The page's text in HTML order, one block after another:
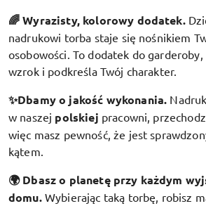
🌈 Wyrazisty, kolorowy dodatek.
nadrukowi torba staje się nośnikiem
osobowości. To dodatek do
wzrok i podkreśla Twój charakter.
✨Dbamy o jakość wykonania.
w naszej polskiej pracowni,
więc masz pewność, że jest
kątem.
🌍 Dbasz o planetę przy każdym
domu. Wybierając taką torbę, robisz